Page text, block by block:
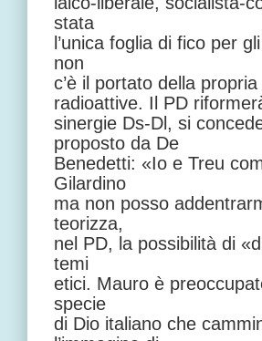
stata
l’unica foglia di fico per
non
c’è il portato della
radioattive. Il PD
sinergie Ds-Dl, si
proposto da De
Benedetti: «Io e Treu
Gilardino
ma non posso
teorizza,
nel PD, la possibilità di
temi
etici. Mauro è
specie
di Dio italiano che